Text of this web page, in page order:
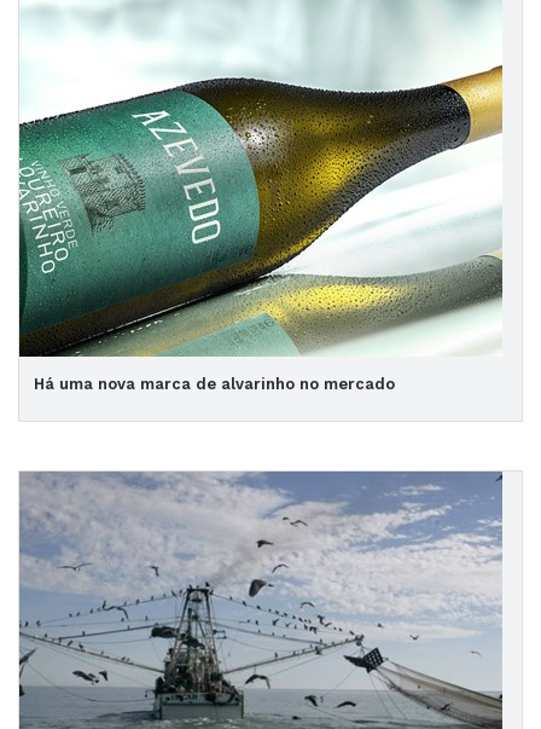
Há uma nova marca de alvarinho no mercado